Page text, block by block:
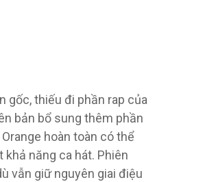
gốc, thiếu đi phần rap của
bản bổ sung thêm phần
Orange hoàn toàn có thể
khả năng ca hát. Phiên
vẫn giữ nguyên giai điệu